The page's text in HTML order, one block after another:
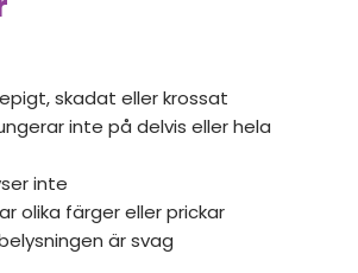
skadat eller krossat
inte på delvis eller hela
inte
olika färger eller prickar
är svag